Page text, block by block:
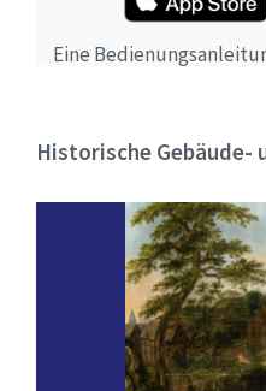
Eine
Historische Gebäude-